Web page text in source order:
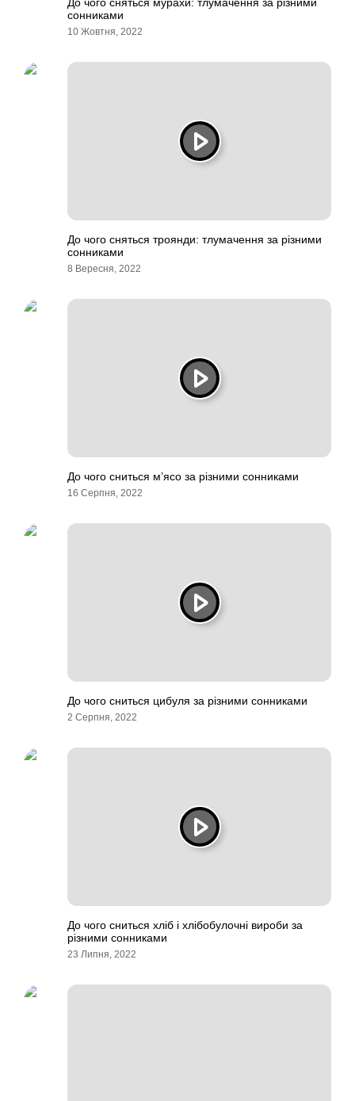
сонниками
10 Жовтня, 2022
До чого сняться троянди: тлумачення за різними
сонниками
8 Вересня, 2022
До чого сниться м’ясо за різними сонниками
16 Серпня, 2022
До чого сниться цибуля за різними сонниками
2 Серпня, 2022
До чого сниться хліб і хлібобулочні вироби за
різними сонниками
23 Липня, 2022